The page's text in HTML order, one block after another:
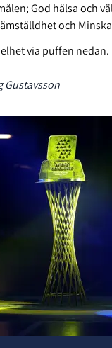
God hälsa och
och
via puffen nedan.
Gustavsson